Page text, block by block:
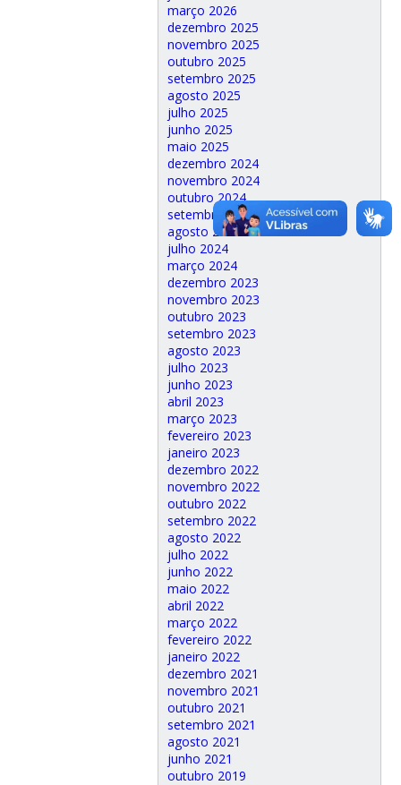
março 2026
dezembro 2025
novembro 2025
outubro 2025
setembro 2025
agosto 2025
julho 2025
junho 2025
maio 2025
dezembro 2024
novembro 2024
outubro 2024
setembro 2024
agosto 2024
julho 2024
março 2024
dezembro 2023
novembro 2023
outubro 2023
setembro 2023
agosto 2023
julho 2023
junho 2023
abril 2023
março 2023
fevereiro 2023
janeiro 2023
dezembro 2022
novembro 2022
outubro 2022
setembro 2022
agosto 2022
julho 2022
junho 2022
maio 2022
abril 2022
março 2022
fevereiro 2022
janeiro 2022
dezembro 2021
novembro 2021
outubro 2021
setembro 2021
agosto 2021
junho 2021
outubro 2019